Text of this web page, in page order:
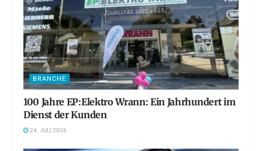
BRANCHE
100 Jahre EP:Elektro Wrann: Ein Jahrhundert im
Dienst der Kunden
24. JULI 2026